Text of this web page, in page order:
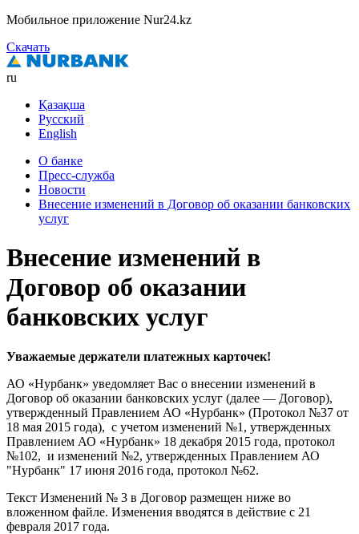
Мобильное приложение Nur24.kz
Скачать
ru
Қазақша
Русский
English
О банке
Пресс-служба
Новости
Внесение изменений в Договор об оказании банковских
услуг
Внесение изменений в
Договор об оказании
банковских услуг
Уважаемые держатели платежных карточек!
АО «Нурбанк» уведомляет Вас о внесении изменений в
Договор об оказании банковских услуг (далее — Договор),
утвержденный Правлением АО «Нурбанк» (Протокол №37 от
18 мая 2015 года), с учетом изменений №1, утвержденных
Правлением АО «Нурбанк» 18 декабря 2015 года, протокол
№102, и изменений №2, утвержденных Правлением АО
"Нурбанк" 17 июня 2016 года, протокол №62.
Текст Изменений № 3 в Договор размещен ниже во
вложенном файле. Изменения вводятся в действие с 21
февраля 2017 года.